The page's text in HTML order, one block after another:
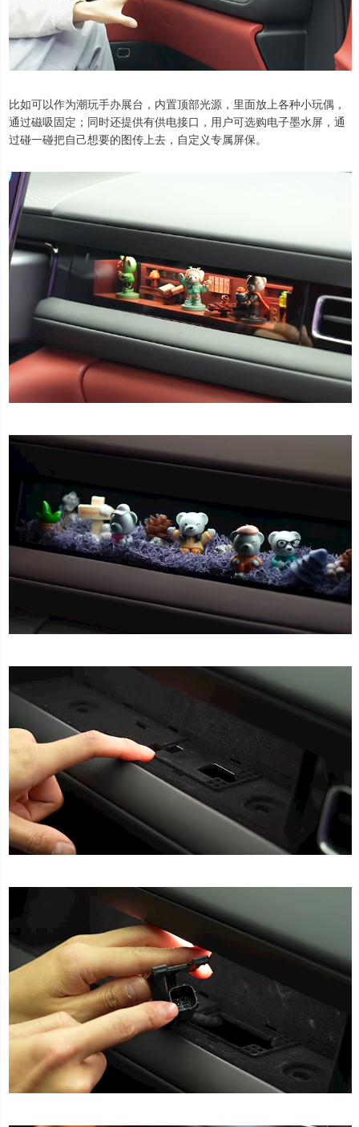
比如可以作为潮玩手办展台，内置顶部光源，里面放上各种小玩偶，
通过磁吸固定；同时还提供有供电接口，用户可选购电子墨水屏，通
过碰一碰把自己想要的图传上去，自定义专属屏保。